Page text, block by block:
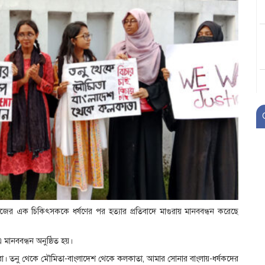
এক চিকিৎসককে ধর্ষণের পর হত্যার প্রতিবাদে মাগুরায় মানববন্ধন করেছে
মানববন্ধন অনুষ্ঠিত হয়।
তনু থেকে মৌমিতা-বাংলাদেশ থেকে কলকাতা, আমার সোনার বাংলায়-ধর্ষকদের